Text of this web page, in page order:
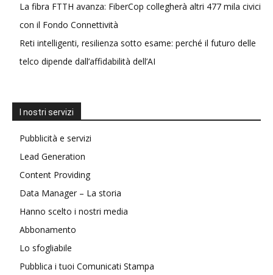
La fibra FTTH avanza: FiberCop collegherà altri 477 mila civici
con il Fondo Connettività
Reti intelligenti, resilienza sotto esame: perché il futuro delle
telco dipende dall’affidabilità dell’AI
I nostri servizi
Pubblicità e servizi
Lead Generation
Content Providing
Data Manager – La storia
Hanno scelto i nostri media
Abbonamento
Lo sfogliabile
Pubblica i tuoi Comunicati Stampa